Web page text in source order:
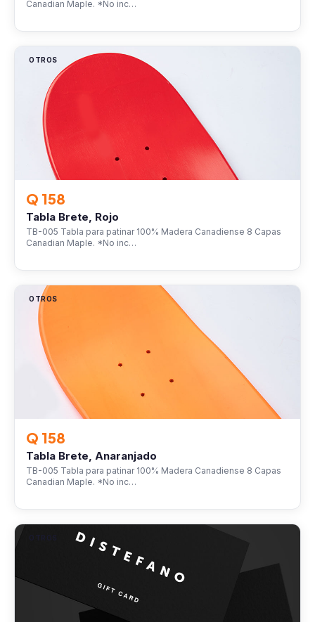
Canadian Maple. *No inc…
OTROS
Q 158
Tabla Brete, Rojo
TB-005 Tabla para patinar 100% Madera Canadiense 8 Capas
Canadian Maple. *No inc…
OTROS
Q 158
Tabla Brete, Anaranjado
TB-005 Tabla para patinar 100% Madera Canadiense 8 Capas
Canadian Maple. *No inc…
OTROS